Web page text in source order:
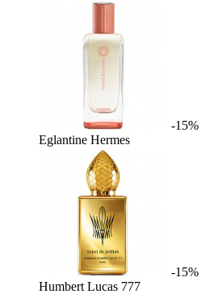
-15%
Eglantine Hermes
-15%
Humbert Lucas 777